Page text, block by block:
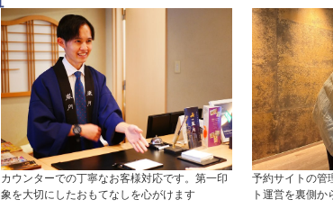
カウンターでの丁寧なお客様対応です。第一印
象を大切にしたおもてなしを心がけます
予約サイトの管
ト運営を裏側